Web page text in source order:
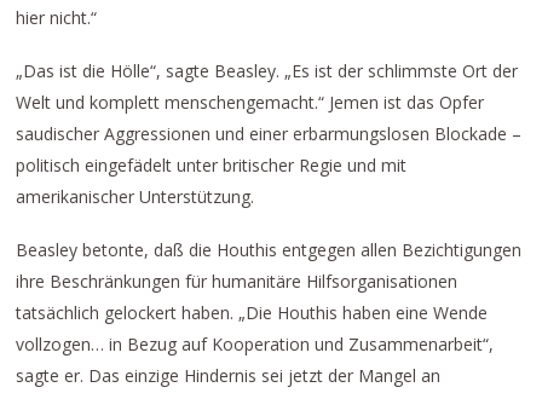
hier nicht.“
„Das ist die Hölle“, sagte Beasley. „Es ist der schlimmste Ort der
Welt und komplett menschengemacht.“ Jemen ist das Opfer
saudischer Aggressionen und einer erbarmungslosen Blockade –
politisch eingefädelt unter britischer Regie und mit
amerikanischer Unterstützung.
Beasley betonte, daß die Houthis entgegen allen Bezichtigungen
ihre Beschränkungen für humanitäre Hilfsorganisationen
tatsächlich gelockert haben. „Die Houthis haben eine Wende
vollzogen… in Bezug auf Kooperation und Zusammenarbeit“,
sagte er. Das einzige Hindernis sei jetzt der Mangel an